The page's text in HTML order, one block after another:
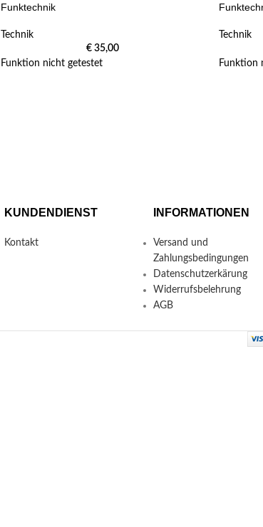
Funktechnik
Technik
€35,00
Funktion nicht getestet
Technik
Funktion
KUNDENDIENST
Kontakt
INFORMATIONEN
Versand und
Zahlungsbedingungen
Datenschutzerkärung
Widerrufsbelehrung
AGB